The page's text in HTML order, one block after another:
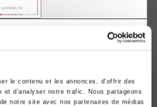
le contenu et les annonces, d'offrir des
et d'analyser notre trafic. Nous partageons
notre site avec nos partenaires de médias
Smolar